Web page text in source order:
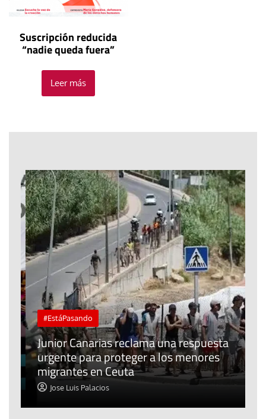
Suscripción reducida
“nadie queda fuera”
Leer más
#EstáPasando
Junior Canarias reclama una respuesta
urgente para proteger a los menores
migrantes en Ceuta
Jose Luis Palacios